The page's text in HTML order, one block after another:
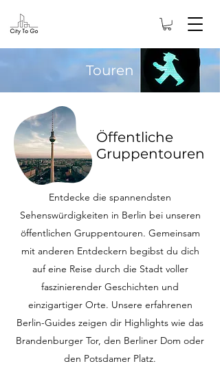
Touren
Öffentliche
Gruppentouren
Entdecke die spannendsten
Sehenswürdigkeiten in Berlin bei unseren
öffentlichen Gruppentouren. Gemeinsam
mit anderen Entdeckern begibst du dich
auf eine Reise durch die Stadt voller
faszinierender Geschichten und
einzigartiger Orte. Unsere erfahrenen
Berlin-Guides zeigen dir Highlights wie das
Brandenburger Tor, den Berliner Dom oder
den Potsdamer Platz.